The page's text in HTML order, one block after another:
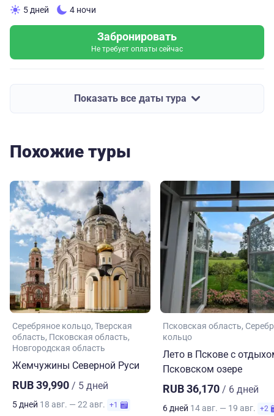
5 дней
4 ночи
Забронировать
Не требует оплаты сейчас
Показать все даты тура
Похожие туры
Серебряное кольцо Тверская
область Псковская область
Новгородская область
Жемчужины Северной Руси
RUB 39,990 / 5 дней
5 дней 18 авг. — 22 авг. +1
Псковская область
кольцо
Лето в Пскове с
Псковском озере
RUB 36,170 / 6 дней
6 дней 14 авг. — 19 авг. +2